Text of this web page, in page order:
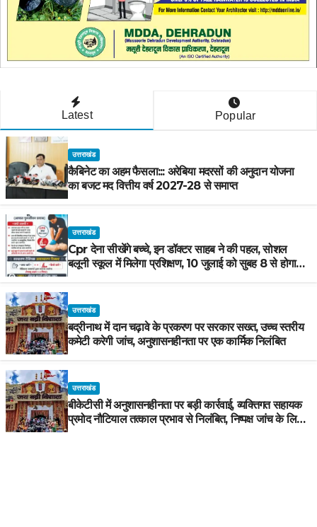
Latest Popular
उत्तराखंड
कैबिनेट का अहम फैसला::: अरेबिया मदरसों की अनुदान योजना
का बजट मद वित्तीय वर्ष 2027-28 से समाप्त
उत्तराखंड
Cpr देना सीखेंगे बच्चे, इन डॉक्टर साहब ने की पहल, सोशल
बलूनी स्कूल में मिलेगा प्रशिक्षण, 10 जुलाई को सुबह 8 से होगा
उत्तराखंड
बद्रीनाथ में दान चढ़ावे के प्रकरण पर सरकार सख्त, उच्च स्तरीय
कमेटी करेगी जांच, अनुशासनहीनता पर एक कार्मिक निलंबित
उत्तराखंड
बीकेटीसी में अनुशासनहीनता पर बड़ी कार्रवाई, व्यक्तिगत सहायक
प्रमोद नौटियाल तत्काल प्रभाव से निलंबित, निष्पक्ष जांच के लिए